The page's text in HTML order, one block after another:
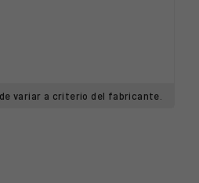
variar a criterio del fabricante.